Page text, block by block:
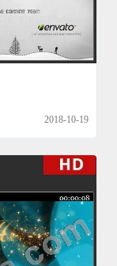
2018-10-19